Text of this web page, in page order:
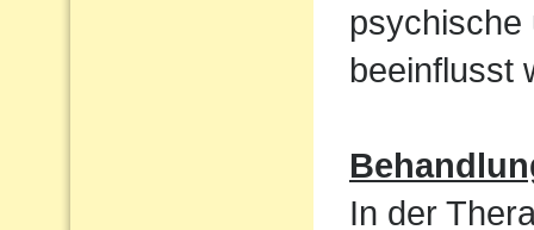
psychische
beeinflusst
In der